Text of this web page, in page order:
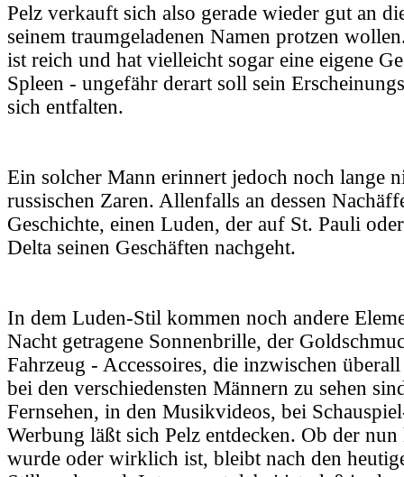
Pelz verkauft sich also gerade wieder gut an
seinem traumgeladenen Namen protzen
ist reich und hat vielleicht sogar eine eigene
Spleen - ungefähr derart soll sein
sich entfalten.
Ein solcher Mann erinnert jedoch noch lange
russischen Zaren. Allenfalls an dessen
Geschichte, einen Luden, der auf St. Pauli
Delta seinen Geschäften nachgeht.
In dem Luden-Stil kommen noch andere
Nacht getragene Sonnenbrille, der
Fahrzeug - Accessoires, die inzwischen
bei den verschiedensten Männern zu sehen
Fernsehen, in den Musikvideos, bei
Werbung läßt sich Pelz entdecken. Ob der
wurde oder wirklich ist, bleibt nach den